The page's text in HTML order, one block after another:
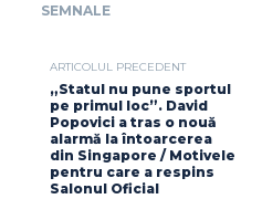
SEMNALE
ARTICOLUL PRECEDENT
„Statul nu pune sportul
pe primul loc”. David
Popovici a tras o nouă
alarmă la întoarcerea
din Singapore / Motivele
pentru care a respins
Salonul Oficial